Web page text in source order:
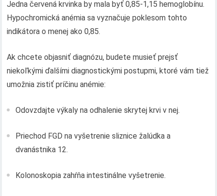
Jedna červená krvinka by mala byť 0,85-1,15 hemoglobínu.
Hypochromická anémia sa vyznačuje poklesom tohto
indikátora o menej ako 0,85.
Ak chcete objasniť diagnózu, budete musieť prejsť
niekoľkými ďalšími diagnostickými postupmi, ktoré vám tiež
umožnia zistiť príčinu anémie:
Odovzdajte výkaly na odhalenie skrytej krvi v nej.
Priechod FGD na vyšetrenie sliznice žalúdka a
dvanástnika 12.
Kolonoskopia zahŕňa intestinálne vyšetrenie.